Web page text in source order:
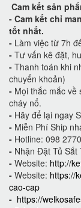
Cam kết sản
- Cam kết chỉ
tốt nhất.
- Làm việc từ 7h
- Tư vấn kê đặt,
- Thanh toán khi
chuyển khoản)
- Mọi thắc mắc về
cháy nổ.
- Hãy để lại ngay
- Miễn Phí Ship
- Hotline: 098
- Nhận Đặt Tủ Sắt
- Website: http://
- Website: https://
cao-cap
- https://